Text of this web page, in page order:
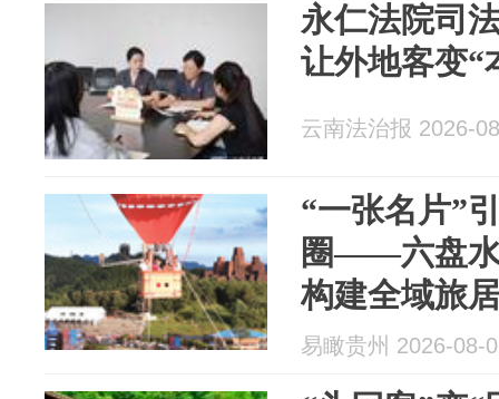
永仁法院司
让外地客变“
云南法治报 2026-
“一张名片”
圈——六盘水
构建全域旅
易瞰贵州 2026-08-